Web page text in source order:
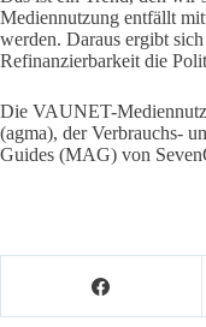
Mediennutzung entfällt
werden. Daraus ergibt
Refinanzierbarkeit die
Die VAUNET-
(agma), der Verbrauchs-
Guides (MAG) von